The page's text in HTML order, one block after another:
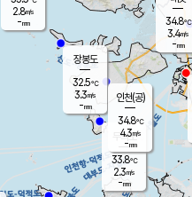
무의도
33.8℃
2.3m/s
-mm
2.8m/s
-mm
장봉도
32.5℃
3.3m/s
-mm
34.8℃
3.4m/s
-mm
인천(공)
34.8℃
4.3m/s
-mm